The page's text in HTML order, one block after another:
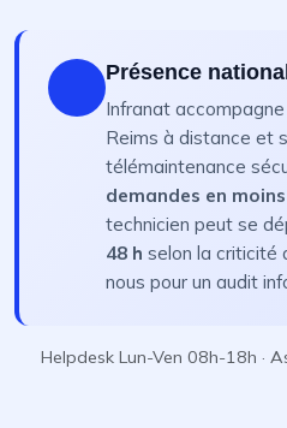
Présence
Infranat
Reims à distance et
télémaintenance
demandes en
technicien peut se
48 h selon la criticité
nous pour un audit
Helpdesk Lun-Ven 08h-18h ·